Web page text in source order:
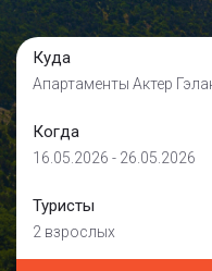
Куда
Апартаменты Актер
Когда
16.05.2026 - 26.05.2026
Туристы
2 взрослых